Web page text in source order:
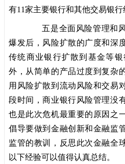
有11家主要银行和其他交易银行
五是全面风险管理和风
爆发后，风险扩散的广度和深
传统商业银行扩散到基金等
外，从简单的产品过度到复杂
用风险扩散到流动风险和交易
段时间，商业银行风险管理没
也是此次危机最重要的原因之
倡导要做到金融创新和金融监
监管的教训，反思此次金融全
以下经验可以值得认真总结。